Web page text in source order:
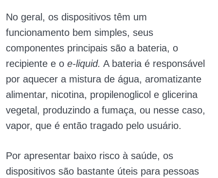
No geral, os dispositivos têm um
funcionamento bem simples, seus
componentes principais são a bateria, o
recipiente e o e-liquid. A bateria é responsável
por aquecer a mistura de água, aromatizante
alimentar, nicotina, propilenoglicol e glicerina
vegetal, produzindo a fumaça, ou nesse caso,
vapor, que é então tragado pelo usuário.
Por apresentar baixo risco à saúde, os
dispositivos são bastante úteis para pessoas